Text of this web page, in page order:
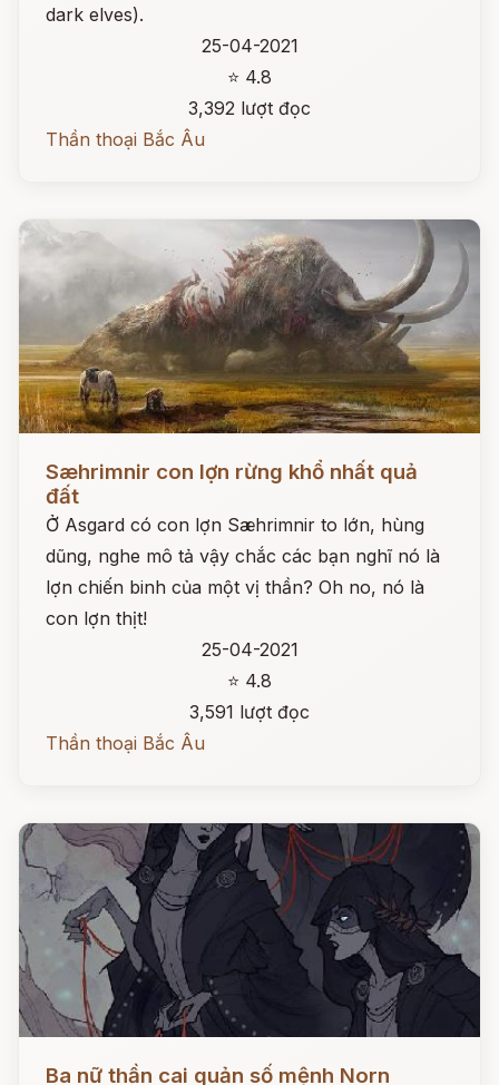
dark elves).
25-04-2021
⭐ 4.8
3,392 lượt đọc
Thần thoại Bắc Âu
Sæhrimnir con lợn rừng khổ nhất quả
đất
Ở Asgard có con lợn Sæhrimnir to lớn, hùng
dũng, nghe mô tả vậy chắc các bạn nghĩ nó là
lợn chiến binh của một vị thần? Oh no, nó là
con lợn thịt!
25-04-2021
⭐ 4.8
3,591 lượt đọc
Thần thoại Bắc Âu
Ba nữ thần cai quản số mệnh Norn